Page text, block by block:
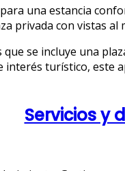
una estancia
privada con vistas
se incluye una
turístico,
Servicios y